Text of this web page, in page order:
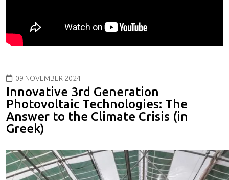
09 NOVEMBER 2024
Innovative 3rd Generation
Photovoltaic Technologies: The
Answer to the Climate Crisis (in
Greek)